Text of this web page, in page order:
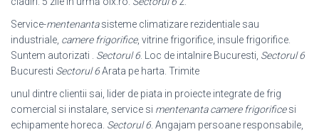
Service-mentenantasisteme climatizare rezidentiale sau
industriale, camere frigorifice, vitrine frigorifice, insule frigorifice.
Suntem autorizati . Sectorul 6. Loc de intalnire Bucuresti, Sectorul 6
Bucuresti Sectorul 6Arata pe harta. Trimite
unul dintre clientii sai, lider de piata in proiecte integrate de frig
comercial si instalare, service si mentenanta camere frigorificesi
echipamente horeca. Sectorul 6. Angajam persoane responsabile,